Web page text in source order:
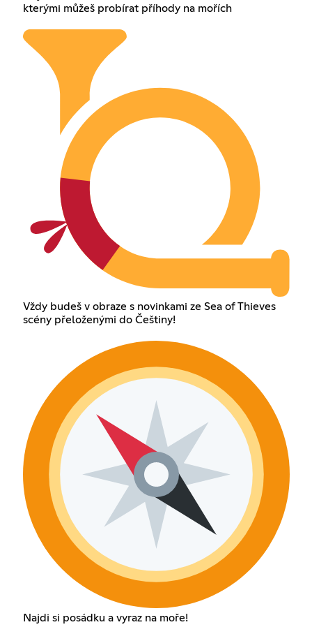
kterými můžeš probírat příhody na mořích
Vždy budeš v obraze s novinkami ze Sea of Thieves
scény přeloženými do Češtiny!
Najdi si posádku a vyraz na moře!